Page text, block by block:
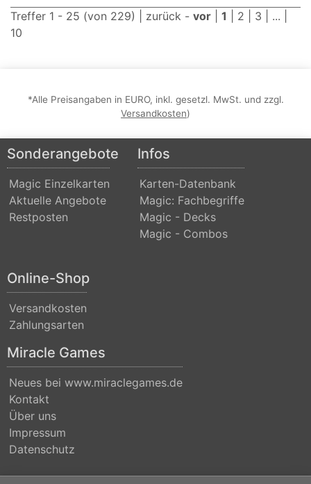
2018
Commander
2020
Commander
2021
(Strixhaven)
Commander
Anthology
II
Commander
Legends
Commander
Legends:
Battle
for
Baldurs
Gate
Treffer 1 - 25 (von 229) | zurück - vor 1 2 3 | ... |
10
*Alle Preisangaben in EURO, inkl. gesetzl. MwSt. und zzgl.
Versandkosten)
Sonderangebote
Magic Einzelkarten
Aktuelle Angebote
Restposten
Infos
Karten-Datenbank
Magic: Fachbegriffe
Magic - Decks
Magic - Combos
Online-Shop
Versandkosten
Zahlungsarten
Miracle Games
Neues bei www.miraclegames.de
Kontakt
Über uns
Impressum
Datenschutz